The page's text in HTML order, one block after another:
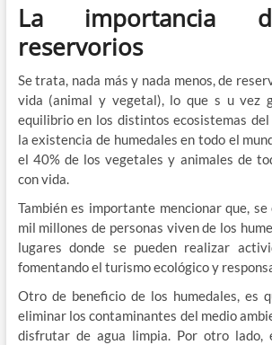
La importancia
reservorios
Se trata, nada más y nada menos, de
vida (animal y vegetal), lo que s u vez
equilibrio en los distintos ecosistemas del
la existencia de humedales en todo el
el 40% de los vegetales y animales de
con vida.
También es importante mencionar que,
mil millones de personas viven de los
lugares donde se pueden realizar
fomentando el turismo ecológico y
Otro de beneficio de los humedales, es
eliminar los contaminantes del medio
disfrutar de agua limpia. Por otro lado,